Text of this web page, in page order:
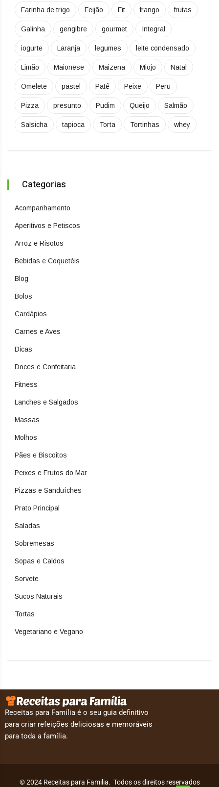
Farinha de trigo Feijão Fit frango frutas
Galinha gengibre gourmet Integral
iogurte Laranja legumes leite condensado
Limão Maionese Maizena Miojo Natal
Omelete pastel Patê Peixe Peru
Pizza presunto Pudim Queijo Salmão
Salsicha tapioca Torta Tortinhas whey
Categorias
Acompanhamento
Aperitivos e Petiscos
Arroz e Risotos
Bebidas e Coquetéis
Blog
Bolos
Cardápios
Carnes e Aves
Dicas
Doces e Confeitaria
Fitness
Lanches e Salgados
Massas
Molhos
Pães e Biscoitos
Peixes e Frutos do Mar
Pizzas e Sanduíches
Prato Principal
Saladas
Sobremesas
Sopas e Caldos
Sorvete
Sucos Naturais
Tortas
Vegetariano e Vegano
Receitas para Família é o seu guia definitivo
para criar refeições deliciosas e memoráveis
para toda a família.
© 2024 Receitas para Familia. Todos os direitos reservados